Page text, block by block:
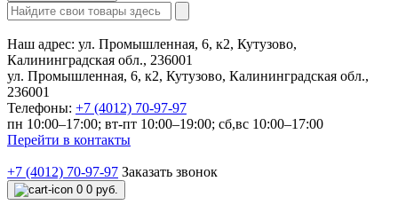
Наш адрес: ул. Промышленная, 6, к2, Кутузово,
Калининградская обл., 236001
ул. Промышленная, 6, к2, Кутузово, Калининградская обл.,
236001
Телефоны: +7 (4012) 70-97-97
пн 10:00–17:00; вт-пт 10:00–19:00; сб,вс 10:00–17:00
Перейти в контакты
+7 (4012) 70-97-97 Заказать звонок
0 0 руб.